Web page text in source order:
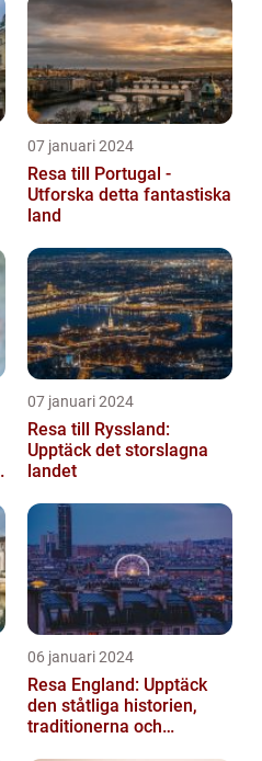
07 januari 2024
Resa till Portugal -
Utforska detta fantastiska
land
07 januari 2024
Resa till Ryssland:
Upptäck det storslagna
landet
06 januari 2024
Resa England: Upptäck
den ståtliga historien,
traditionerna och